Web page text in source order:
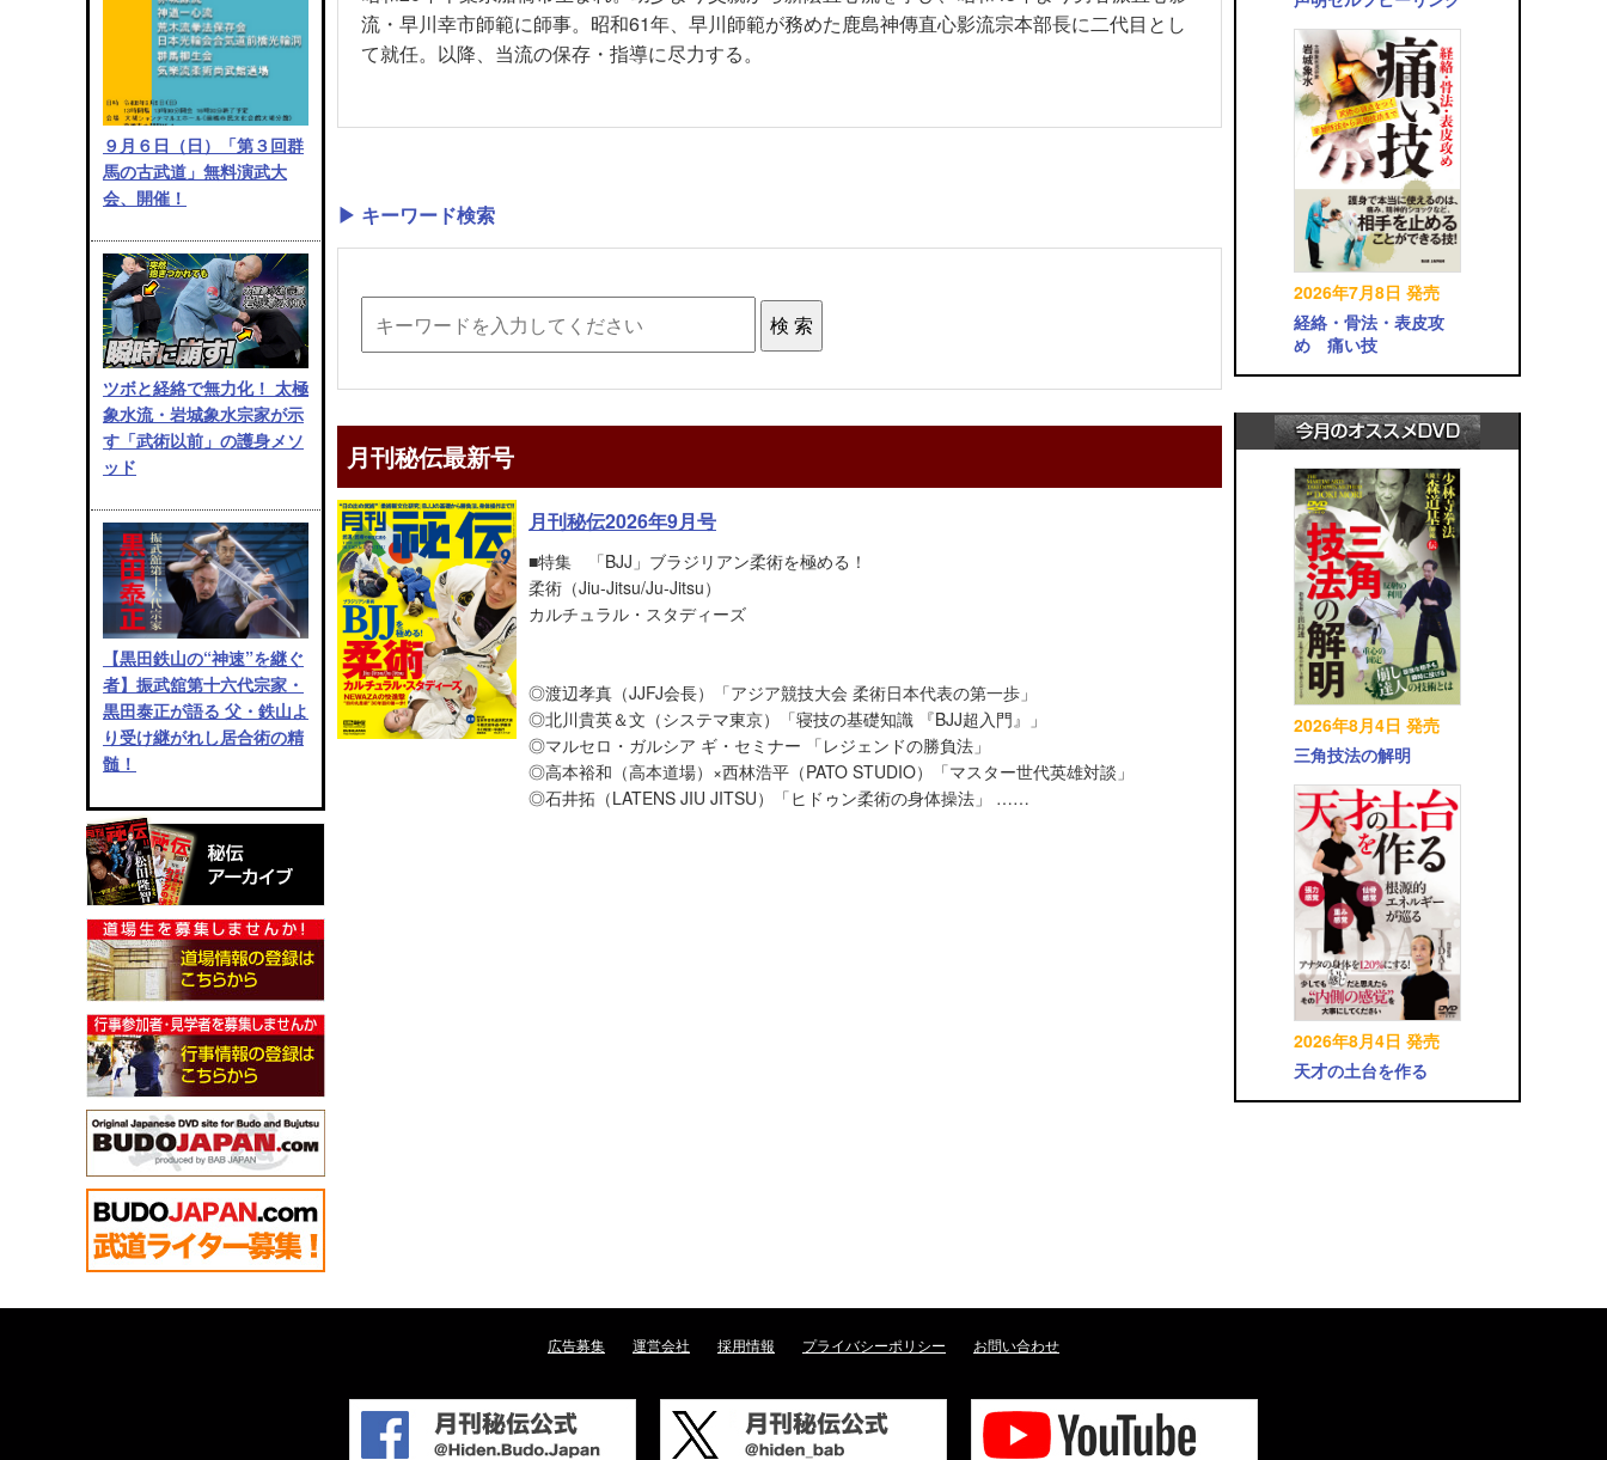
９月６日（日）「第３回群
馬の古武道」無料演武大
会、開催！
ツボと経絡で無力化！ 太極
象水流・岩城象水宗家が示
す「武術以前」の護身メソ
ッド
【黒田鉄山の“神速”を継ぐ
者】振武舘第十六代宗家・
黒田泰正が語る 父・鉄山よ
り受け継がれし居合術の精
髄！
流・早川幸市師範に師事。昭和61年、早川師範が務めた鹿島神傳直心影流宗本部長に二代目とし
て就任。以降、当流の保存・指導に尽力する。
▶ キーワード検索
月刊秘伝最新号
月刊秘伝2026年9月号
■特集 「BJJ」ブラジリアン柔術を極める！
柔術（Jiu-Jitsu/Ju-Jitsu）
カルチュラル・スタディーズ
◎渡辺孝真（JJFJ会長）「アジア競技大会 柔術日本代表の第一歩」
◎北川貴英＆文（システマ東京）「寝技の基礎知識 『BJJ超入門』」
◎マルセロ・ガルシア ギ・セミナー 「レジェンドの勝負法」
◎高本裕和（高本道場）×西林浩平（PATO STUDIO）「マスター世代英雄対談」
◎石井拓（LATENS JIU JITSU）「ヒドゥン柔術の身体操法」 ……
2026年7月8日 発売
経絡・骨法・表皮攻
め 痛い技
2026年8月4日 発売
三角技法の解明
2026年8月4日 発売
天才の土台を作る
広告募集 運営会社 採用情報 プライバシーポリシー お問い合わせ